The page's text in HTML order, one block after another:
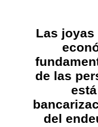
Las
de las
del